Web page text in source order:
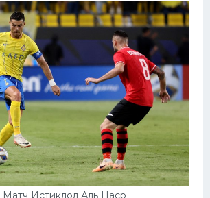
Матч Истиклол Аль Наср